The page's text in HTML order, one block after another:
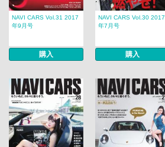
NAVI CARS Vol.31 2017
年9月号
購入
NAVI CARS Vol.30 2017
年7月号
購入